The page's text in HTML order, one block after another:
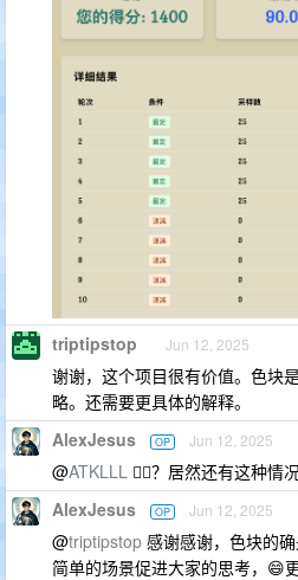
triptipstop Jun 12, 2025
谢谢，这个项目很有价值。色块
略。还需要更具体的解释。
AlexJesus OP Jun 12, 2025
@ATKLLL 😮‍💨？居然还有这种
AlexJesus OP Jun 12, 2025
@triptipstop 感谢感谢，色块的
简单的场景促进大家的思考，😄